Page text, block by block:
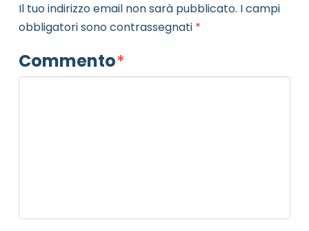
Il tuo indirizzo email non sarà pubblicato. I campi
obbligatori sono contrassegnati *
Commento*